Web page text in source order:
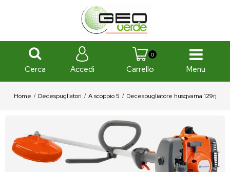
Cerca Accedi Carrello
0
Menu
Home Decespugliatori A scoppio 5 Decespugliatore husqvarna 129rj